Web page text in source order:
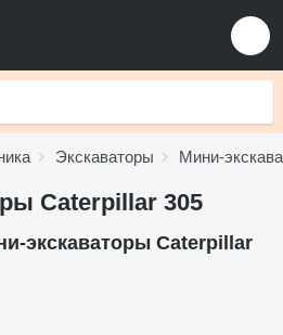
Экскаваторы Мини-
Caterpillar 305
экскаваторы Caterpillar